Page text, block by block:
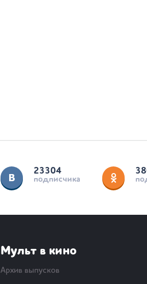
23304
подписчика
Мульт в кино
Архив выпусков